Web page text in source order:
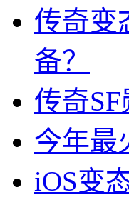
传奇变
备？
传奇
今年最
iOS变